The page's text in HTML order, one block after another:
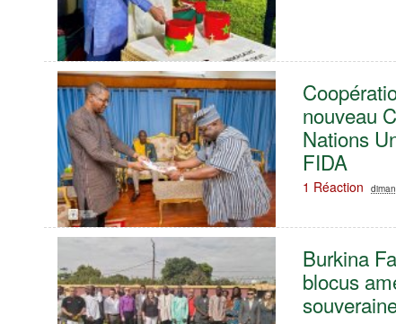
nouveau
Nations
FIDA
1 Réaction
Burkina
blocus